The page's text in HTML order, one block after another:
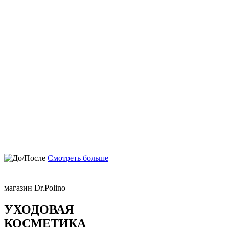
Смотреть больше
магазин Dr.Polino
УХОДОВАЯ
КОСМЕТИКА